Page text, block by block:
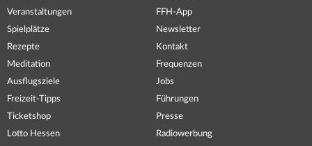
Veranstaltungen
Spielplätze
Rezepte
Meditation
Ausflugsziele
Freizeit-Tipps
Ticketshop
Lotto Hessen
FFH-App
Newsletter
Kontakt
Frequenzen
Jobs
Führungen
Presse
Radiowerbung